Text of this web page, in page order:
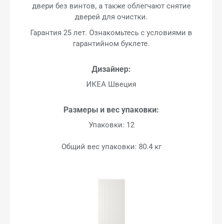
двери без винтов, а также облегчают снятие
дверей для очистки.
Гарантия 25 лет. Ознакомьтесь с условиями в
гарантийном буклете.
Дизайнер:
ИКЕА Швеция
Размеры и вес упаковки:
Упаковки: 12
Общий вес упаковки: 80.4 кг